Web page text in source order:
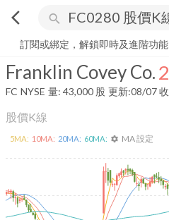
arrow_back_ios search
Franklin Covey Co. 21.81+1.82%
訂閱或綁定，解鎖即時及進階功能
Franklin Covey Co.
FC NYSE 量: 43,000 股 更新:08/07
股價K線
5MA: 10MA: 20MA: 60MA: settings MA 設定